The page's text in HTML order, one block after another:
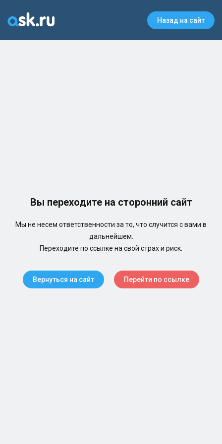
Назад на сайт
Вы переходите на сторонний сайт
Мы не несем ответственности за то, что случится с вами в
дальнейшем.
Переходите по ссылке на свой страх и риск.
Вернуться на сайт Перейти по ссылке